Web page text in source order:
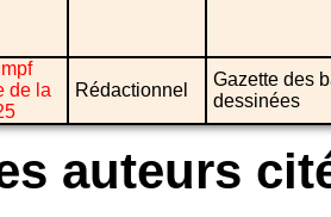
de la
Rédactionnel
Gazette des
dessinées
auteurs